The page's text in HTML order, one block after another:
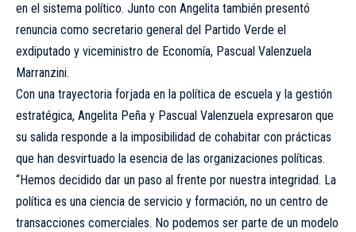
en el sistema político. Junto con Angelita también presentó
renuncia como secretario general del Partido Verde el
exdiputado y viceministro de Economía, Pascual Valenzuela
Marranzini.
Con una trayectoria forjada en la política de escuela y la gestión
estratégica, Angelita Peña y Pascual Valenzuela expresaron que
su salida responde a la imposibilidad de cohabitar con prácticas
que han desvirtuado la esencia de las organizaciones políticas.
“Hemos decidido dar un paso al frente por nuestra integridad. La
política es una ciencia de servicio y formación, no un centro de
transacciones comerciales. No podemos ser parte de un modelo